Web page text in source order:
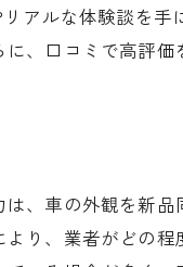
アルな体験談を
、口コミで高評
、車の外観を新
り、業者がどの